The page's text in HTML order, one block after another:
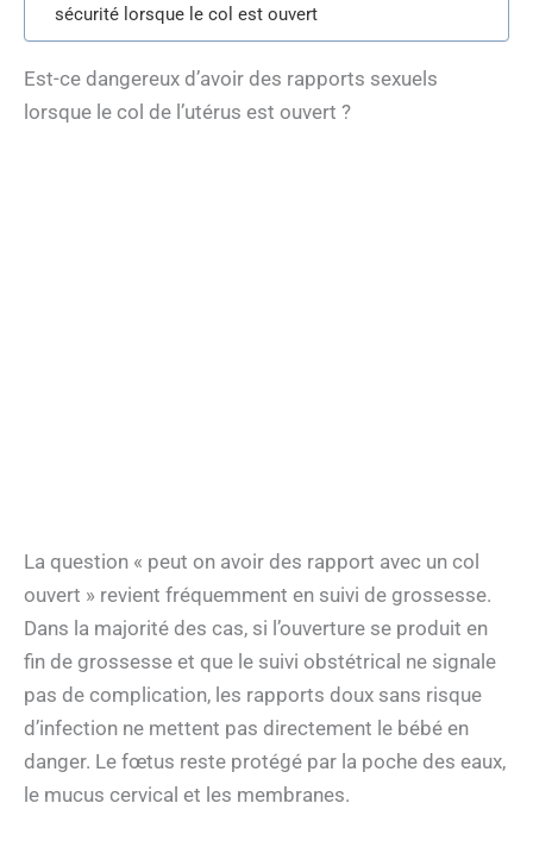
sécurité lorsque le col est ouvert
Est-ce dangereux d’avoir des rapports sexuels
lorsque le col de l’utérus est ouvert ?
La question « peut on avoir des rapport avec un col
ouvert » revient fréquemment en suivi de grossesse.
Dans la majorité des cas, si l’ouverture se produit en
fin de grossesse et que le suivi obstétrical ne signale
pas de complication, les rapports doux sans risque
d’infection ne mettent pas directement le bébé en
danger. Le fœtus reste protégé par la poche des eaux,
le mucus cervical et les membranes.